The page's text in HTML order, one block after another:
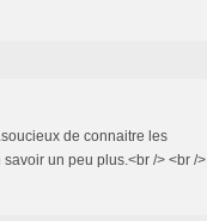
de connaitre les
un peu plus.<br /> <br />